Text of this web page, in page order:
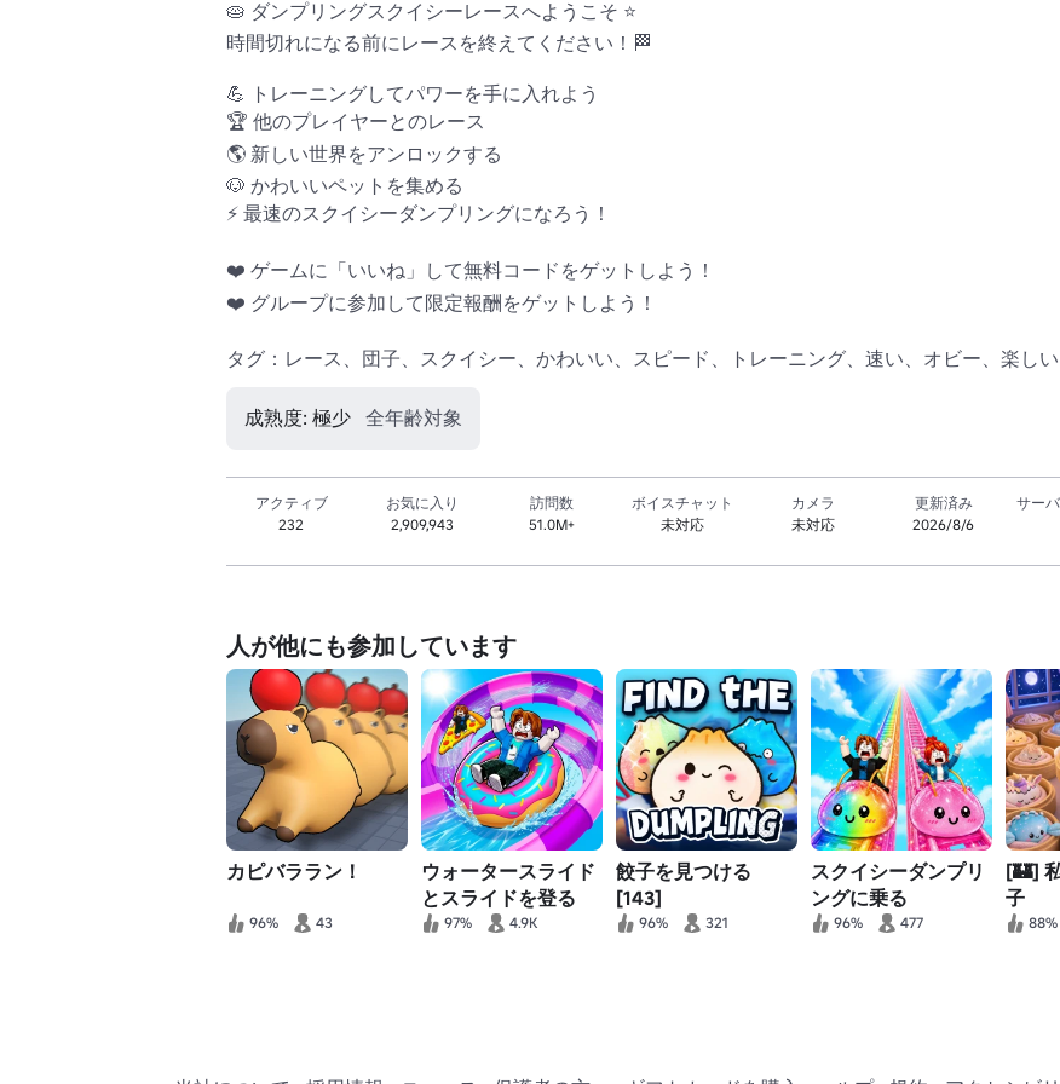
🥧 ダンプリングスクイシーレースへようこそ ⭐️
時間切れになる前にレースを終えてください！🏁
💪 トレーニングしてパワーを手に入れよう
🏆 他のプレイヤーとのレース
🌎 新しい世界をアンロックする
🐶 かわいいペットを集める
⚡ 最速のスクイシーダンプリングになろう！
❤️ ゲームに「いいね」して無料コードをゲットしよう！
❤️ グループに参加して限定報酬をゲットしよう！
タグ：レース、団子、スクイシー、かわいい、スピード、トレーニング、速い、オビー、楽し
成熟度: 極少 全年齢対象
アクティブ
232
お気に入り
2,909,943
訪問数
51.0M+
ボイスチャット
未対応
カメラ
未対応
更新済み
2026/8/6
サー
人が他にも参加しています
カピバララン！
96% 43
ウォータースライド
とスライドを登る
97% 4.9K
餃子を見つける
[143]
96% 321
スクイシーダンプリ
ングに乗る
96% 477
[🏰]
子
88%